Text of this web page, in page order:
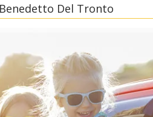
Del Tronto